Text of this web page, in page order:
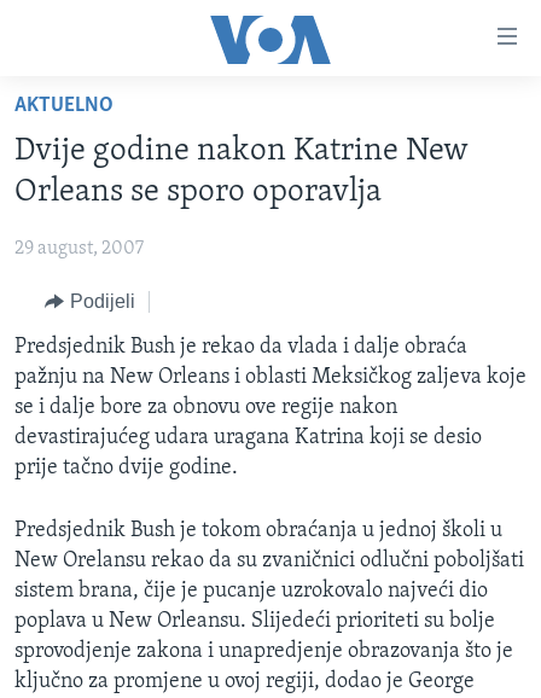
glavni
sadržaj
Pređi
na
glavnu
navigaciju
pretragu
TV PROGRAM
VIDEO
FOTOGRAFIJE DANA
VIJESTI
SJEDINJENE AMERIČKE DRŽAVE
BOSNA I HERCEGOVINA
SVIJET
NAUKA I TEHNOLOGIJA
SPECIJALNI PROJEKTI
KORUPCIJA
SLOBODA MEDIJA
ŽENSKA STRANA
IZBJEGLIČKA STRANA
MAGAZIN
O GLASU AMERIKE
Learning English
AKTUELNO
Dvije godine nakon Katrine New
Orleans se sporo oporavlja
29 august, 2007
Podijeli
Predsjednik Bush je rekao da vlada i dalje obraća
pažnju na New Orleans i oblasti Meksičkog zaljeva koje
se i dalje bore za obnovu ove regije nakon
devastirajućeg udara uragana Katrina koji se desio
prije tačno dvije godine.
Predsjednik Bush je tokom obraćanja u jednoj školi u
New Orelansu rekao da su zvaničnici odlučni poboljšati
sistem brana, čije je pucanje uzrokovalo najveći dio
poplava u New Orleansu. Slijedeći prioriteti su bolje
sprovodjenje zakona i unapredjenje obrazovanja što je
ključno za promjene u ovoj regiji, dodao je George